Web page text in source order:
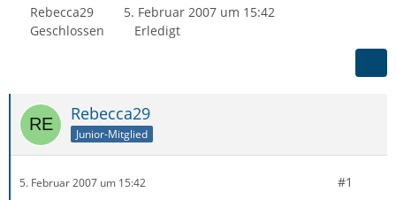
Rebecca29
5. Februar 2007 um 15:42
Geschlossen
Erledigt
Rebecca29
Junior-Mitglied
5. Februar 2007 um 15:42 #1